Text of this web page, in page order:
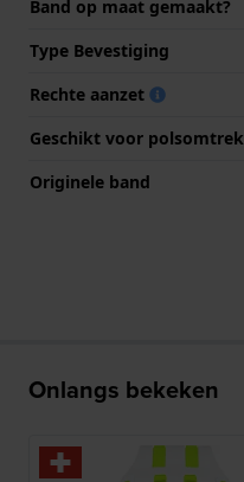
Band op maat gemaakt?
Type Bevestiging
Rechte aanzet
Geschikt voor polsomtrek
Originele band
Onlangs bekeken